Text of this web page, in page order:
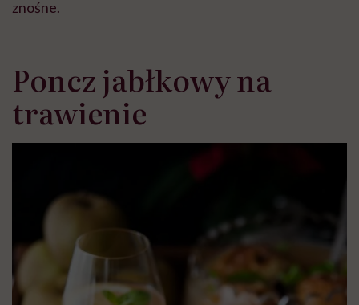
znośne.
Poncz jabłkowy na
trawienie